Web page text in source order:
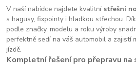
V naší nabídce najdete kvalitní střešní
s hagusy, fixpointy i hladkou střechou.
podle značky, modelu a roku výroby
perfektně sedí na váš automobil a zajistí
jízdě.
Kompletní řešení pro přepravu na